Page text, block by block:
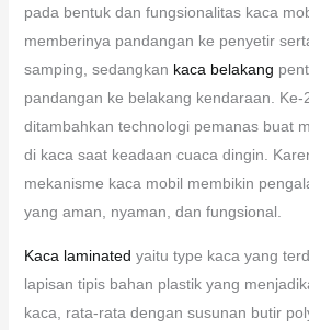
pada bentuk dan fungsionalitas kaca
memberinya pandangan ke penyetir
samping, sedangkan kaca belakang
pandangan ke belakang kendaraan. Ke-
ditambahkan technologi pemanas buat
di kaca saat keadaan cuaca dingin.
mekanisme kaca mobil membikin
yang aman, nyaman, dan fungsional.
Kaca laminated yaitu type kaca yang
lapisan tipis bahan plastik yang
kaca, rata-rata dengan susunan butir